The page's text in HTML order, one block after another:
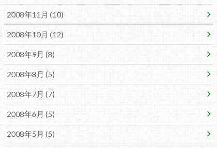
2008年11月 (10)
2008年10月 (12)
2008年9月 (8)
2008年8月 (5)
2008年7月 (7)
2008年6月 (5)
2008年5月 (5)